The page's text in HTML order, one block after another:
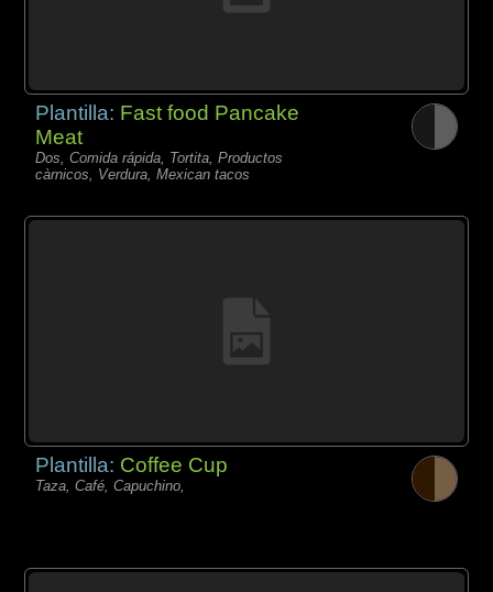
Plantilla: Fast food Pancake
Meat
Dos, Comida rápida, Tortita, Productos
càrnicos, Verdura, Mexican tacos
Plantilla: Coffee Cup
Taza, Café, Capuchino,